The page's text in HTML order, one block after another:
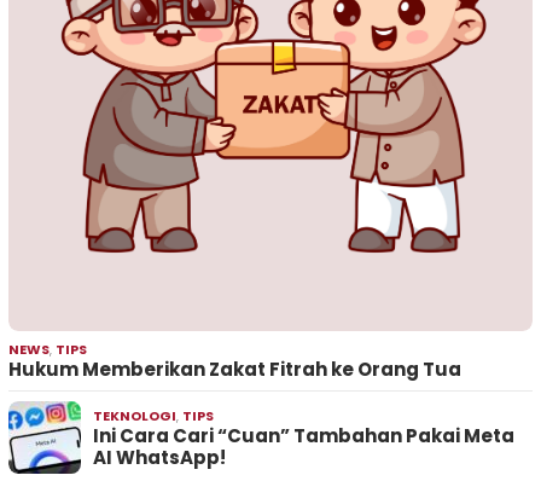
NEWS, TIPS
Hukum Memberikan Zakat Fitrah ke Orang Tua
TEKNOLOGI, TIPS
Ini Cara Cari “Cuan” Tambahan Pakai Meta
AI WhatsApp!